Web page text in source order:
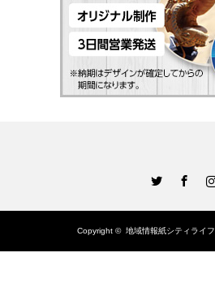
Copyright © 地域情報紙シティライフ